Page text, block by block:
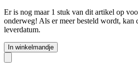
Er is nog maar 1 stuk van dit artikel op
onderweg! Als er meer besteld wordt, kan
leverdatum.
In winkelmandje